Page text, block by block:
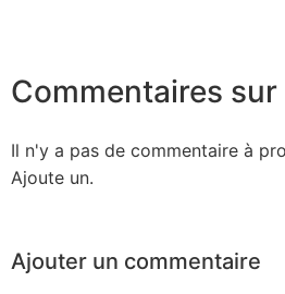
Commentaires
Il n'y a pas de commentaire à
Ajoute un.
Ajouter un commentaire